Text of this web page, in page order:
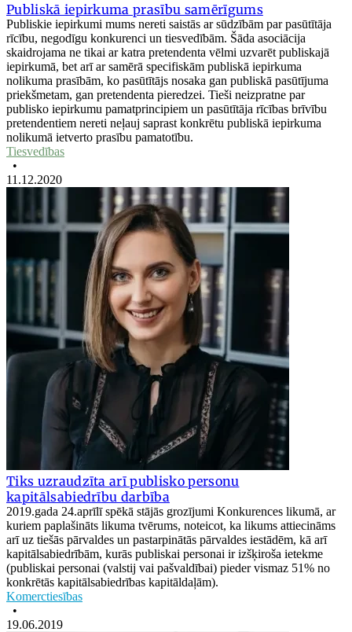
Publiskā iepirkuma prasību samērīgums
Publiskie iepirkumi mums nereti saistās ar sūdzībām par pasūtītāja
rīcību, negodīgu konkurenci un tiesvedībām. Šāda asociācija
skaidrojama ne tikai ar katra pretendenta vēlmi uzvarēt publiskajā
iepirkumā, bet arī ar samērā specifiskām publiskā iepirkuma
nolikuma prasībām, ko pasūtītājs nosaka gan publiskā pasūtījuma
priekšmetam, gan pretendenta pieredzei. Tieši neizpratne par
publisko iepirkumu pamatprincipiem un pasūtītāja rīcības brīvību
pretendentiem nereti neļauj saprast konkrētu publiskā iepirkuma
nolikumā ietverto prasību pamatotību.
Tiesvedības
•
11.12.2020
Tiks uzraudzīta arī publisko personu
kapitālsabiedrību darbība
2019.gada 24.aprīlī spēkā stājās grozījumi Konkurences likumā, ar
kuriem paplašināts likuma tvērums, noteicot, ka likums attiecināms
arī uz tiešās pārvaldes un pastarpinātās pārvaldes iestādēm, kā arī
kapitālsabiedrībām, kurās publiskai personai ir izšķiroša ietekme
(publiskai personai (valstij vai pašvaldībai) pieder vismaz 51% no
konkrētās kapitālsabiedrības kapitāldaļām).
Komerctiesības
•
19.06.2019